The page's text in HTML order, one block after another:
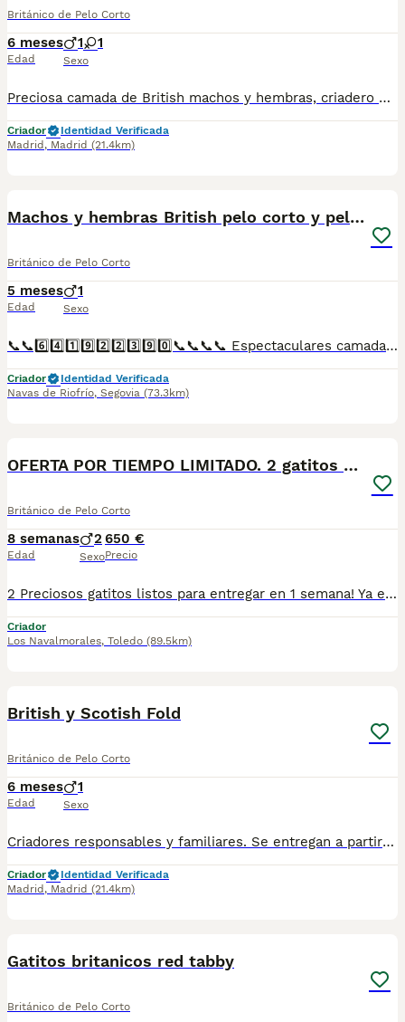
Británico de Pelo Corto
6 meses
Edad
1 1
Sexo
Preciosa camada de British machos y hembras, criadero profesional, se entregan con su cartilla veterinaria, vacunados y desparasitados con garantía vírica y congénitas, compra en confianza, los precios varian según camada pelaje y sexo, hacemos envios a contrareembolso a toda españa con chófer particular a cargo del comprador. Facebook Nuestros Peludos Tlf 641922390
Criador
Identidad Verificada
Madrid , Madrid (21.4km)
Machos y hembras British pelo corto y pelo largo
Británico de Pelo Corto
5 meses
Edad
1
Sexo
📞📞6️⃣4️⃣1️⃣9️⃣2️⃣2️⃣3️⃣9️⃣0️⃣📞📞📞📞 Espectaculares camadas de perritos de machos y hembras de British y scottish fold pero corto y pelo largo nacionales descendientes de las mejores líneas de sangre. Disponibles tanto hembras como machos. Las camadas están bajo supervisión veterinaria desde su nacimiento hasta que son entregadas a su nueva familia. Criados por un equipo de profesionales y mejores personas que, con más de 20 años de experiencia , cuidan a los animales por vocación, aplicando una cría ética y responsable para que cada cachorro se desarrolle con la mejor salud y con un buen temperamento. Todos los cachorritos se entregan con unos dos meses y medio de edad y sus vacunas correspondientes, desparasitados interna y externamente, con certificado de salud, y garantía tanto por enfermedad vírica como congénito genética. Posibilidad de entregar en toda España mediante transporte propio preparado para animales y con chofer privado. Los precios pueden variar según las características y morfología de cada cachorro. Añádenos al whats app o llámanos, y encantados atenderemos todas tus dudas y consultas. Teléfono / Whats app: 641 92 23 90
Criador
Identidad Verificada
Navas de Riofrío, Segovia (73.3km)
OFERTA POR TIEMPO LIMITADO. 2 gatitos britanicos
Británico de Pelo Corto
8 semanas
Edad
2
Sexo
650 €
Precio
2 Preciosos gatitos listos para entregar en 1 semana! Ya estan comiendo solitos, y van al arenero, son una dulzura de lo cariñosos que son, ronronean muchisimo y te buscan... se pueden reservar el que te guste hasta su entrega. De entregan ambos machitos con revisision veterinaria, desparasitacion, vacunacion trivalente y cartilla sanitaria. Un encanto de gatitos. Si te interesa escribeme y te digo del que dispongo si es uno o los dos para reserva, y te envio mas fotos y video, te encantaran, estan gorditos y preciosos ;) El precio es real, aunque por un tiempo limitado, los hemos puesto por debajo de su precio habitual. El precio es por cada uno.
Criador
Los Navalmorales, Toledo (89.5km)
British y Scotish Fold
Británico de Pelo Corto
6 meses
Edad
1
Sexo
Criadores responsables y familiares. Se entregan a partir de 2 meses de edad y sus vacunas correspondientes, desparasitados. Todos los cachorros son descendientes de las mejores líneas nacionales. Se entregan en toda España con transporte de alta calidad preparado para animales, van en vehículo climatizado con chófer particular a cargo del comprador. Si tienes dudas o consultas sobre la raza, podemos resolver tus dudas por whats app ;) Abogamos por una cría nacional (no en países del este) en un ambiente familiar con personas con vocación en una cría ética y responsable, y que por encima de todo, aman a los animales Teléfono / Whats app: 641 92 23 90
Criador
Identidad Verificada
Madrid , Madrid (21.4km)
Gatitos britanicos red tabby
Británico de Pelo Corto